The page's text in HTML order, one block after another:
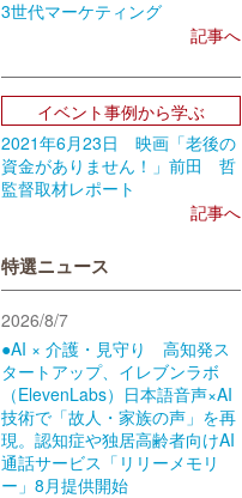
3世代マーケティング
記事へ
イベント事例から学ぶ
2021年6月23日 映画「老後の
資金がありません！」前田 哲
監督取材レポート
記事へ
特選ニュース
2026/8/7
●AI × 介護・見守り 高知発ス
タートアップ、イレブンラボ
（ElevenLabs）日本語音声×AI
技術で「故人・家族の声」を再
現。認知症や独居高齢者向けAI
通話サービス「リリーメモリ
ー」8月提供開始